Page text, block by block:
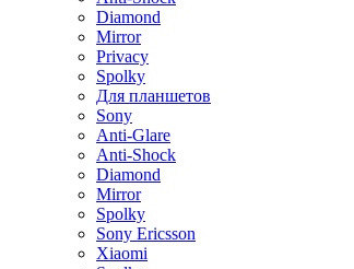
Diamond
Mirror
Privacy
Spolky
Для планшетов
Sony
Anti-Glare
Anti-Shock
Diamond
Mirror
Spolky
Sony Ericsson
Xiaomi